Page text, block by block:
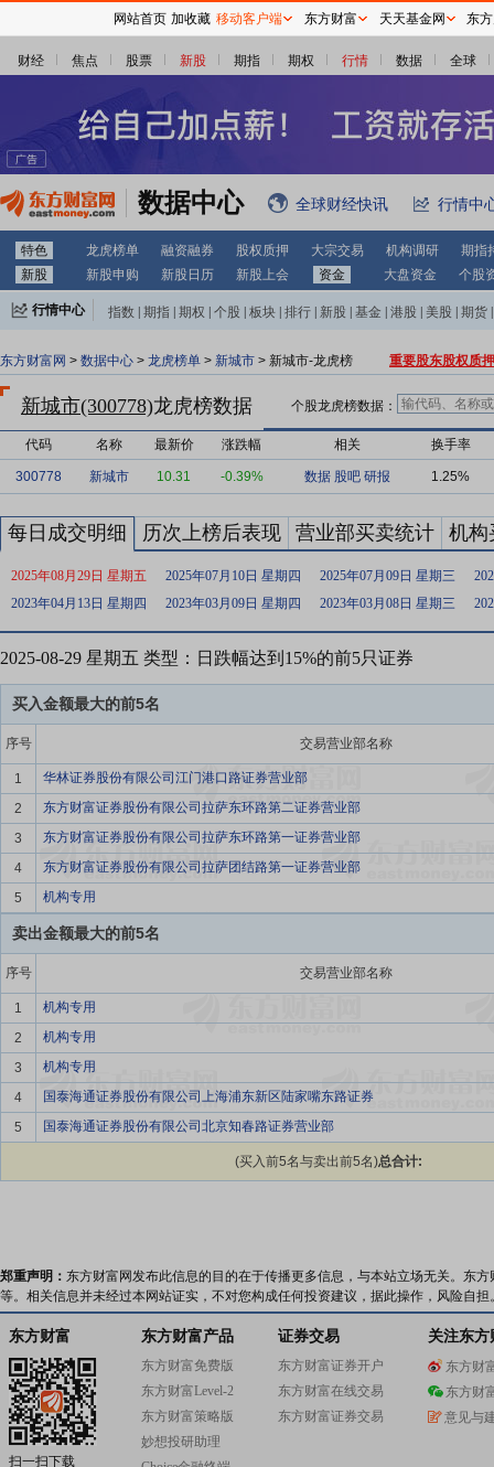
财经 焦点 股票 新股 期指 期权 行情 数据 全球
数据中心 全球财经快讯 行情中
特色 龙虎榜单 融资融券 股权质押 大宗交易 机构调研
期指
新股
新股申购 新股日历 新股上会 资金 大盘资金 个股
行情中心 指数 期指 期权 个股 板块 排行 新股 基金 港股 美股 期货
东方财富网 > 数据中心 > 龙虎榜单 > 新城市 > 新城市-龙虎榜 重要股东股权质
新城市(300778)龙虎榜数据 个股龙虎榜数据：
代码 名称 最新价 涨跌幅 相关 换手率
300778 新城市 10.31 -0.39% 数据 股吧 研报 1.25%
每日成交明细 历次上榜后表现 营业部买卖统计 机构
2025年08月29日 星期五 2025年07月10日 星期四 2025年07月09日 星期三
2023年04月13日 星期四
2023年03月09日 星期四 2023年03月08日 星期三
2025-08-29 星期五 类型：日跌幅达到15%的前5只证券
买入金额最大的前5名
序号 交易营业部名称
1
华林证券股份有限公司江门港口路证券营业部
2
东方财富证券股份有限公司拉萨东环路第二证券营业部
3
东方财富证券股份有限公司拉萨东环路第一证券营业部
4
东方财富证券股份有限公司拉萨团结路第一证券营业部
5
机构专用
卖出金额最大的前5名
序号 交易营业部名称
1
机构专用
2
机构专用
3
机构专用
4
国泰海通证券股份有限公司上海浦东新区陆家嘴东路证券
5
国泰海通证券股份有限公司北京知春路证券营业部
(买入前5名与卖出前5名)总合计:
郑重声明： 东方财富网发布此信息的目的在于传播更多信息，与本站立场无关。东
等。相关信息并未经过本网站证实，不对您构成任何投资建议，据此操作，风险自担
网站首页 加收藏 移动客户端 东方财富 天天基金网 东